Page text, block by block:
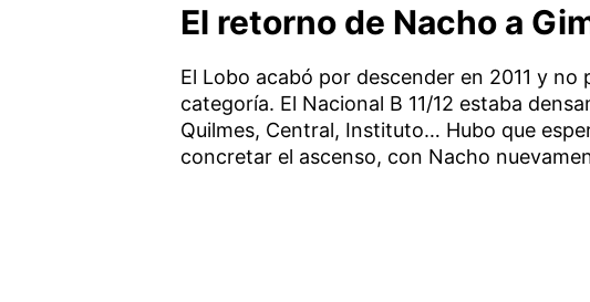
El retorno de Nacho a
El Lobo acabó por descender en 2011 y
categoría. El Nacional B 11/12 estaba
Quilmes, Central, Instituto… Hubo que
concretar el ascenso, con Nacho